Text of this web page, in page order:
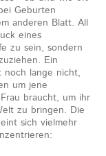
Geburten
anderen Blatt. All
eines
zu sein, sondern
Ein
noch lange nicht,
um jene
braucht, um ihr
zu bringen. Die
sich vielmehr